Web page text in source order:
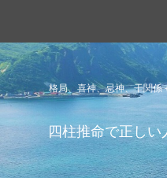
格局、喜神、忌神、干関
四柱推命で正し